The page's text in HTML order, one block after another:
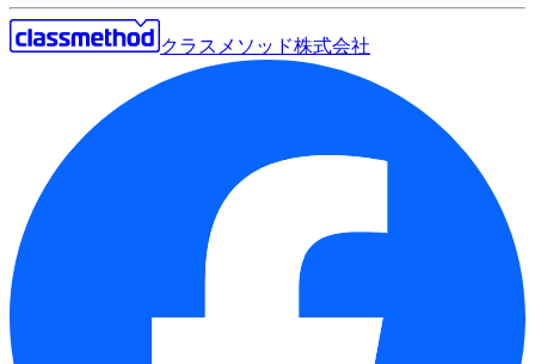
クラスメソッド株式会社